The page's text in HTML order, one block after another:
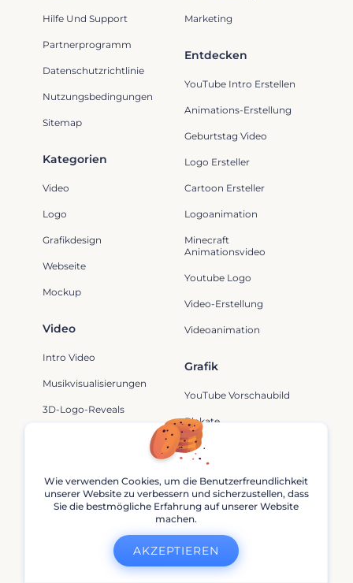
Hilfe Und Support
Partnerprogramm
Datenschutzrichtlinie
Nutzungsbedingungen
Sitemap
Bekleidungs-Mockups
Einrichtungs-Mockups
Marketing
Grafik
YouTube Vorschaubild
Plakate
Flugblätter
Kategorien
Video
Logo
Grafikdesign
Webseite
Mockup
Logo
Gaming-Logos
Avatarlogos
Entdecken
YouTube Intro Erstellen
Animations-Erstellung
Geburtstag Video
Logo Ersteller
Cartoon Ersteller
Logoanimation
Minecraft
Animationsvideo
Youtube Logo
Video-Erstellung
Videoanimation
Video
Intro Video
Musikvisualisierungen
3D-Logo-Reveals
Wie verwenden Cookies, um die Benutzerfreundlichkeit
unserer Website zu verbessern und sicherzustellen, dass
Sie die bestmögliche Erfahrung auf unserer Website
machen.
AKZEPTIEREN